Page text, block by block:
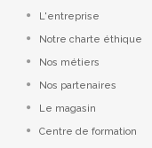
L'entreprise
Notre charte éthique
Nos métiers
Nos partenaires
Le magasin
Centre de formation